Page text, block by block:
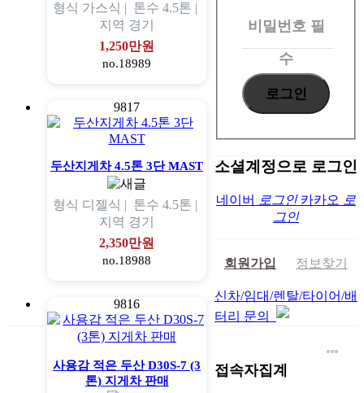
형식 가스식 | 톤수 4.5톤 |
지역 경기
1,250만원
no.18989
9817
두산지게차 4.5톤 3단 MAST
형식 디젤식 | 톤수 4.5톤 |
지역 경기
2,350만원
no.18988
9816
사용감 적은 두산 D30S-7 (3
톤) 지게차 판매
비밀번호 필
수
소셜계정으로 로그인
네이버 로그인 카카오 로
그인
회원가입 정보찾기
신차/임대/렌탈/타이어/배
터리 문의
접속자집계